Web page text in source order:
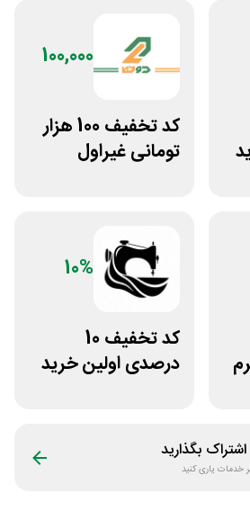
100,000
کد تخفیف 100 هزار
تومانی غیراول
10%
کد تخفیف 10
درصدی اولین خرید
بگذارید
خدمات یاری کنید